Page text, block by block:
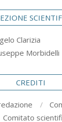
Clarizia
Morbidelli
CREDITI
Comitato